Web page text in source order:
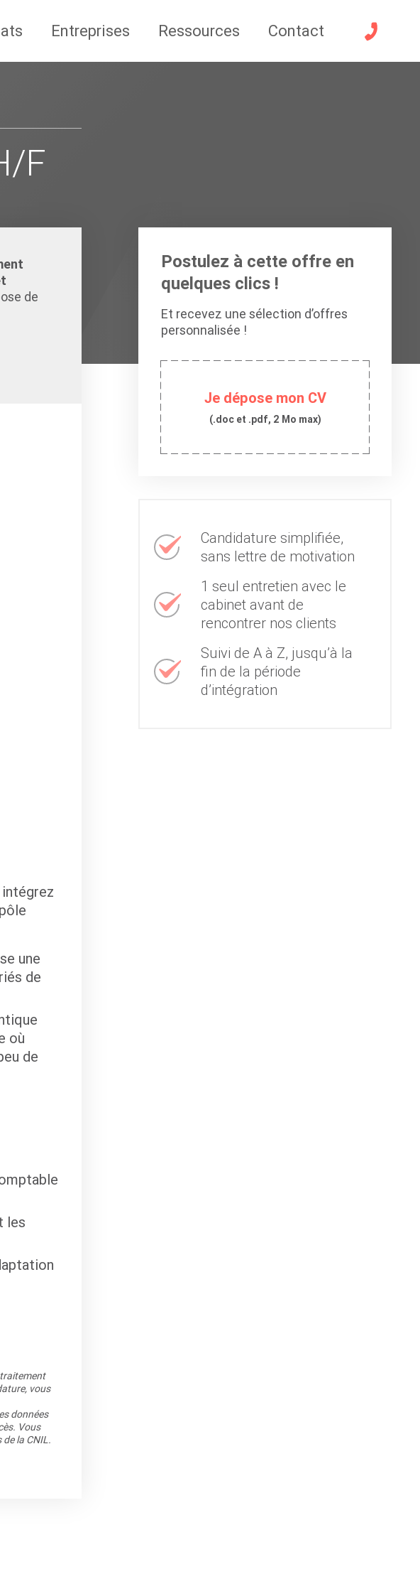
Entreprises Ressources Contact
F
de
intégrez
une
de
où
de
les
vous
données
Vous
la CNIL.
Postulez à cette offre en
quelques clics !
Et recevez une sélection d’offres
personnalisée !
Je dépose mon CV
(.doc et .pdf, 2 Mo max)
Candidature simplifiée,
sans lettre de motivation
1 seul entretien avec le
cabinet avant de
rencontrer nos clients
Suivi de A à Z, jusqu’à la
fin de la période
d’intégration